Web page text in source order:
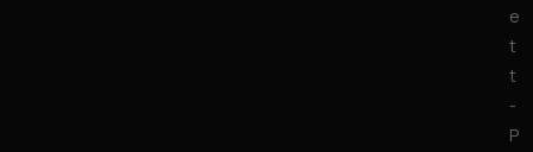
e
t
t
-
P